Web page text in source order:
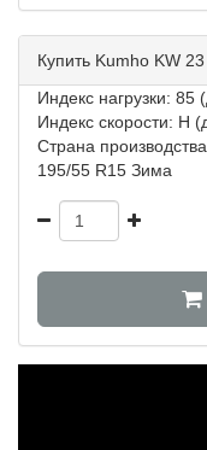
Купить Kumho KW
Индекс нагрузки: 85
Индекс скорости: H
Страна
195/55 R15 Зима